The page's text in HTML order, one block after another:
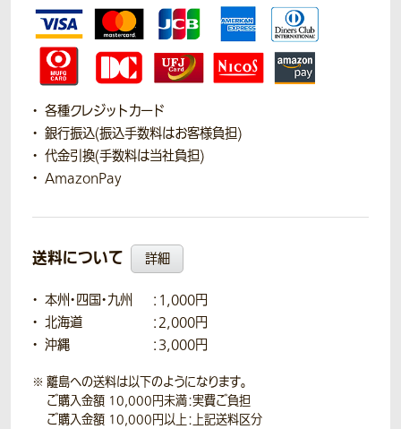
各種クレジットカード
銀行振込(振込手数料はお客様負担)
代金引換(手数料は当社負担)
AmazonPay
送料について 詳細
本州・四国・九州
：1,000円
北海道
：2,000円
沖縄
：3,000円
離島への送料は以下のようになります。
ご購入金額 10,000円未満：実費ご負担
ご購入金額 10,000円以上：上記送料区分